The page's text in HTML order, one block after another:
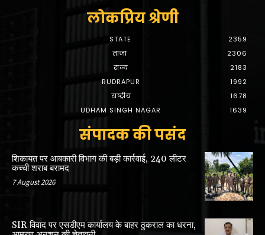
लोकप्रिय श्रेणी
STATE
2359
ताज़ा
2306
राज्य
2183
RUDRAPUR
1992
राष्ट्रीय
1678
UDHAM SINGH NAGAR
1639
संपादक की पसंद
शिकायत पर आबकारी विभाग की बड़ी कार्रवाई, 240 लीटर
कच्ची शराब बरामद
7 August 2026
SIR विवाद पर एसडीएम कार्यालय के बाहर ठुकराल का धरना,